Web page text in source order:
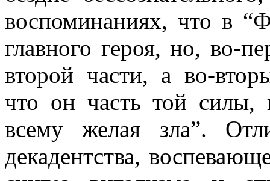
воспоминаниях, что в
главного героя, но, во-
второй части, а во-
что он часть той силы,
всему желая зла”.
декадентства,